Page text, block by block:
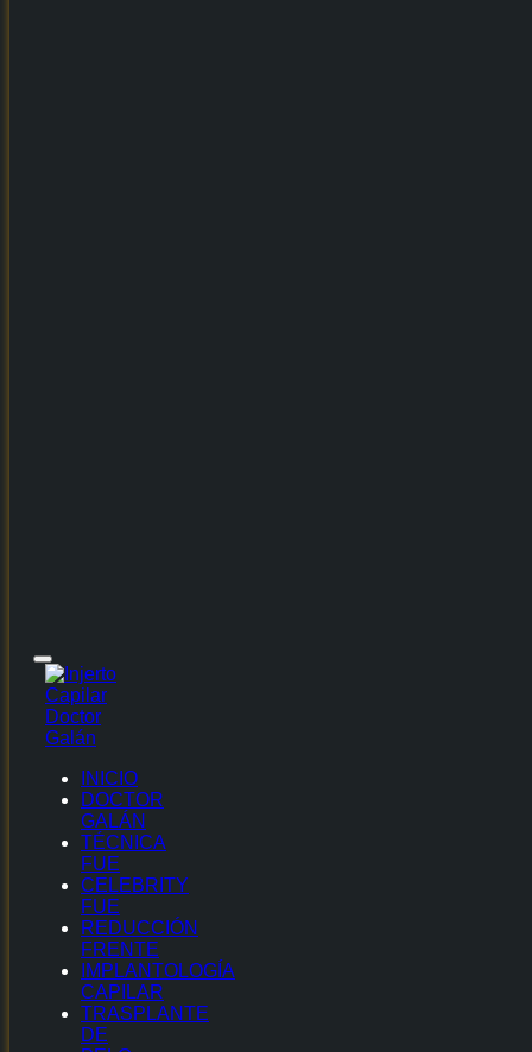
INICIO
DOCTOR
GALÁN
TÉCNICA
FUE
CELEBRITY
FUE
REDUCCIÓN
FRENTE
IMPLANTOLOGÍA
CAPILAR
TRASPLANTE
DE